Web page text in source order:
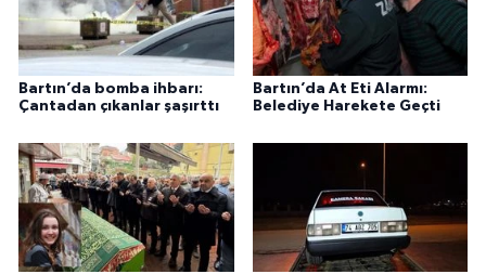
Bartın’da bomba ihbarı:
Çantadan çıkanlar şaşırttı
Bartın’da At Eti Alarmı:
Belediye Harekete Geçti